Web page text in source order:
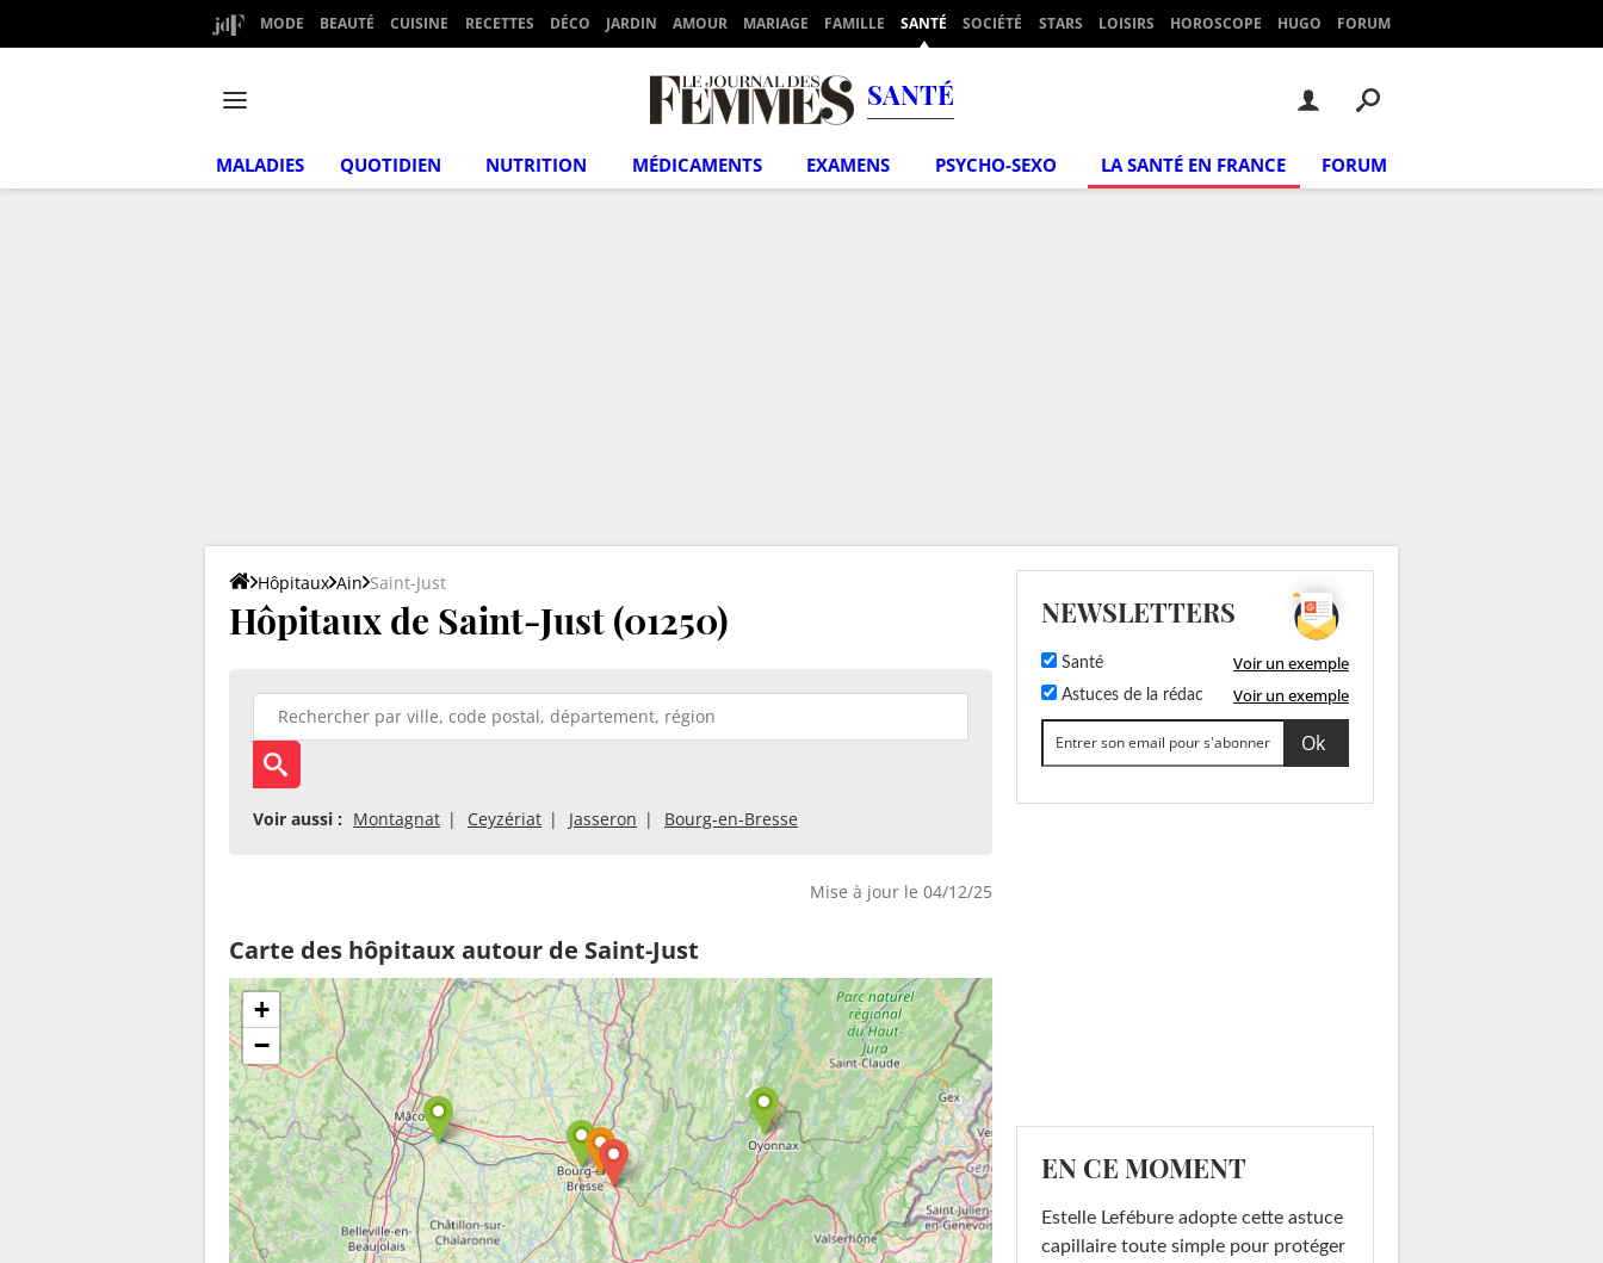
MODE BEAUTÉ CUISINE RECETTES DÉCO JARDIN AMOUR MARIAGE FAMILLE SANTÉ SOCIÉTÉ STARS LOISIRS HOROSCOPE HUGO FORUM
SANTÉ
MALADIES QUOTIDIEN NUTRITION MÉDICAMENTS EXAMENS PSYCHO-SEXO LA SANTÉ EN FRANCE FORUM
Hôpitaux Ain Saint-Just
Hôpitaux de Saint-Just (01250)
Voir aussi : Montagnat Ceyzériat Jasseron Bourg-en-Bresse
Mise à jour le 04/12/25
Carte des hôpitaux autour de Saint-Just
+
−
NEWSLETTERS
Santé Voir un exemple
Astuces de la rédac Voir un exemple
EN CE MOMENT
Estelle Lefébure adopte cette astuce
capillaire toute simple pour protéger